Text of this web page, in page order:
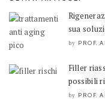
sua
by PROF.
Filler
possibili
by PROF.